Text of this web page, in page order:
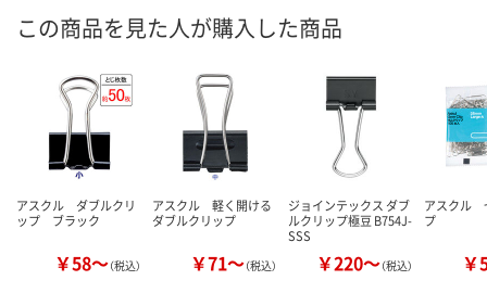
この商品を見た人が購入した商品
アスクル ダブルクリ
ップ ブラック
￥58～（税込）
アスクル 軽く開ける
ダブルクリップ
￥71～（税込）
ジョインテックス ダブ
ルクリップ極豆 B754J-
SSS
￥220～（税込）
アスクル
プ
￥